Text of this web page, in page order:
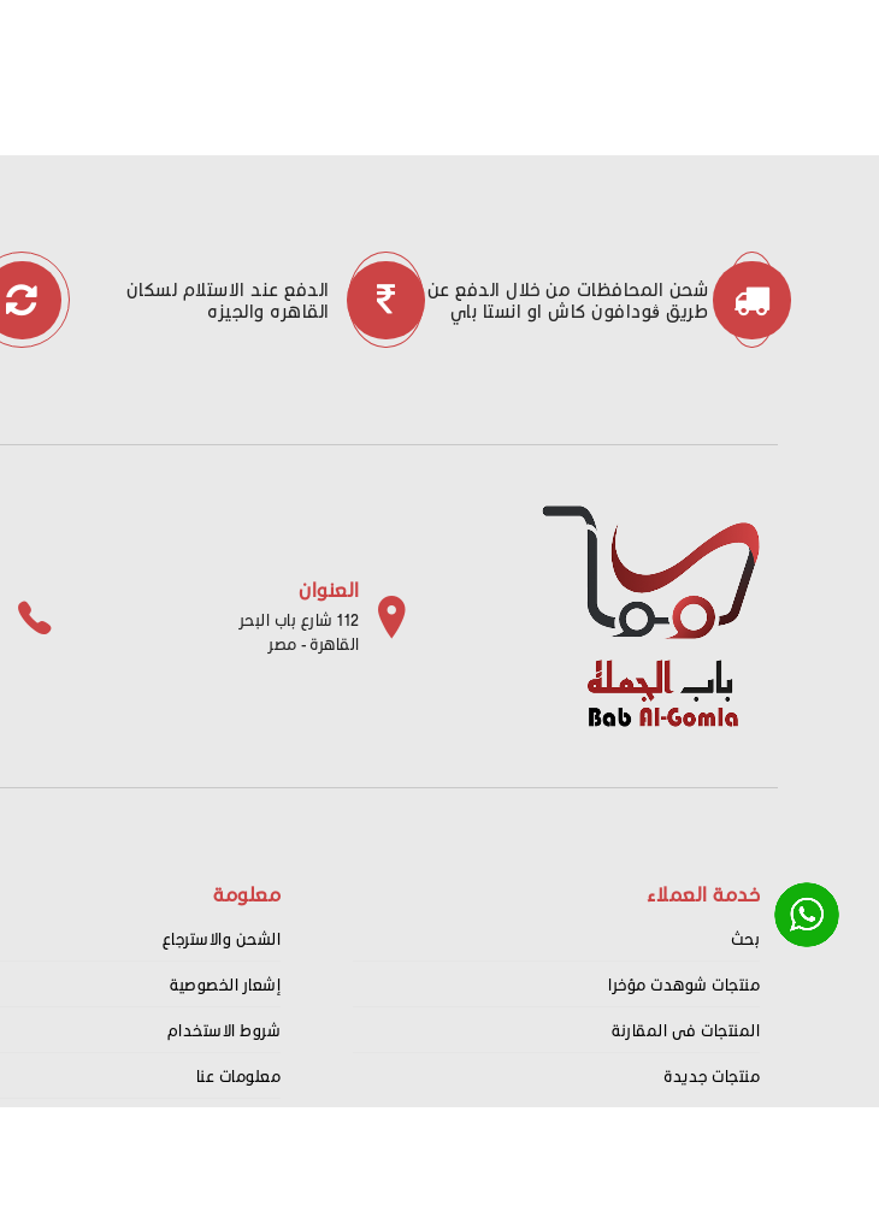
شحن المحافظات من خلال الدفع عن
طريق ڤودافون كاش او انستا باي
الدفع عند الاستلام لسكان
القاهره والجيزه
العنوان
112 شارع باب البحر
القاهرة - مصر
خدمة العملاء
بحث
منتجات شوهدت مؤخرا
المنتجات فى المقارنة
منتجات جديدة
معلومة
الشحن والاسترجاع
إشعار الخصوصية
شروط الاستخدام
معلومات عنا